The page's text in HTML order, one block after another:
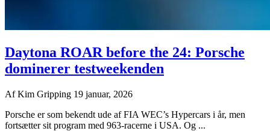
Daytona ROAR before the 24: Porsche
dominerer testweekenden
AfKim Gripping 19 januar, 2026
Porsche er som bekendt ude af FIA WEC’s Hypercars i år, men
fortsætter sit program med 963-racerne i USA. Og ...